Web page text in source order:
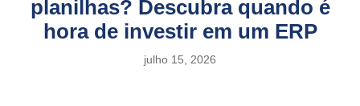
planilhas? Descubra quando é
hora de investir em um ERP
julho 15, 2026